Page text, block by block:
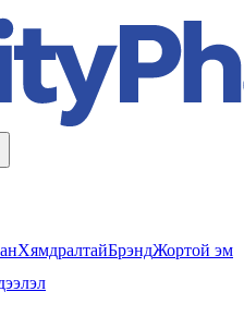
ХямдралтайБрэндЖортой эм